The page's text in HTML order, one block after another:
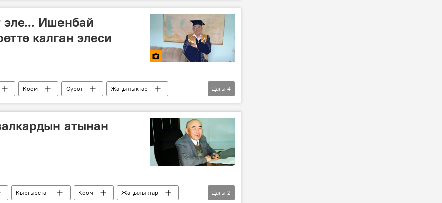
эле... Ишенбай
калган элеси
Коом Сүрөт
Жаңылыктар
дипломатиялык ишмер саясий ишмер
Дагы 4
атынан
Кыргызстан Коом
Жаңылыктар
Дагы 2